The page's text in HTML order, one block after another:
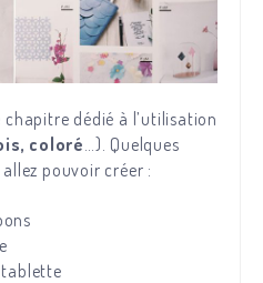
chapitre dédié à l’utilisation
coloré…). Quelques
pouvoir créer :